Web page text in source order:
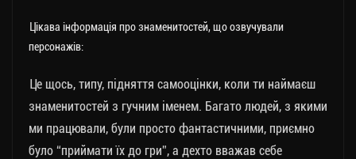
Цікава інформація про знаменитостей, що озвучували
персонажів:
Це щось, типу, підняття самооцінки, коли ти наймаєш
знаменитостей з гучним іменем. Багато людей, з якими
ми працювали, були просто фантастичними, приємно
було “приймати їх до гри”, а дехто вважав себе